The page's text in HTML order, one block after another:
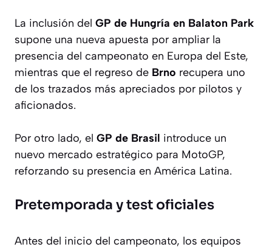
La inclusión del GP de Hungría en Balaton Park
supone una nueva apuesta por ampliar la
presencia del campeonato en Europa del Este,
mientras que el regreso de Brno recupera uno
de los trazados más apreciados por pilotos y
aficionados.
Por otro lado, el GP de Brasil introduce un
nuevo mercado estratégico para MotoGP,
reforzando su presencia en América Latina.
Pretemporada y test oficiales
Antes del inicio del campeonato, los equipos